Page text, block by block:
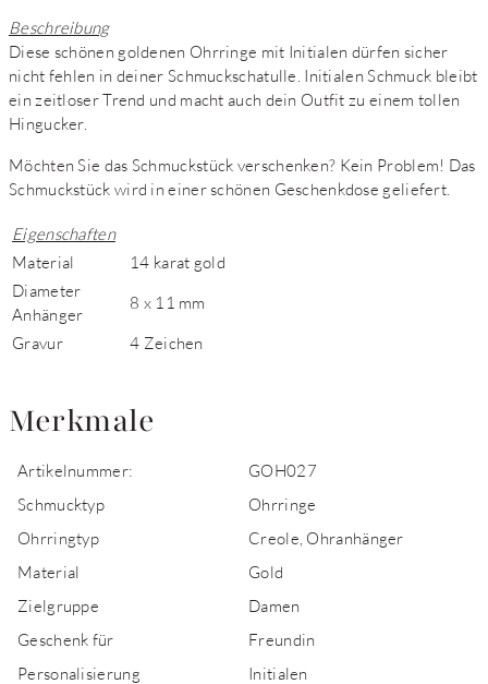
Beschreibung
Diese schönen goldenen Ohrringe mit Initialen dürfen sicher
nicht fehlen in deiner Schmuckschatulle. Initialen Schmuck bleibt
ein zeitloser Trend und macht auch dein Outfit zu einem tollen
Hingucker.
Möchten Sie das Schmuckstück verschenken? Kein Problem! Das
Schmuckstück wird in einer schönen Geschenkdose geliefert.
Eigenschaften
Material
14 karat gold
Diameter
Anhänger
8 x 11 mm
Gravur 4 Zeichen
Merkmale
Artikelnummer:
GOH027
Schmucktyp
Ohrringe
Ohrringtyp
Creole, Ohranhänger
Material
Gold
Zielgruppe
Damen
Geschenk für
Freundin
Personalisierung
Initialen